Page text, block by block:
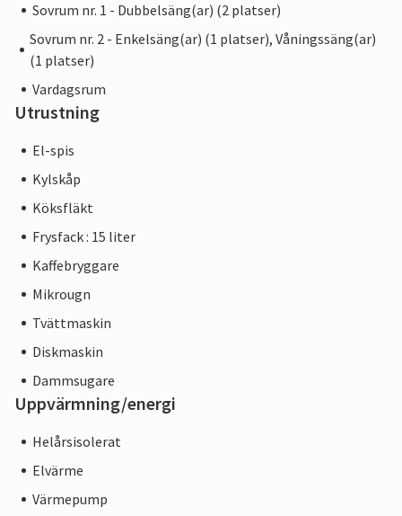
Sovrum nr. 1 - Dubbelsäng(ar) (2 platser)
Sovrum nr. 2 - Enkelsäng(ar) (1 platser), Våningssäng(ar)
(1 platser)
Vardagsrum
Utrustning
El-spis
Kylskåp
Köksfläkt
Frysfack : 15 liter
Kaffebryggare
Mikrougn
Tvättmaskin
Diskmaskin
Dammsugare
Uppvärmning/energi
Helårsisolerat
Elvärme
Värmepump